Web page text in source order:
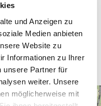
und Anzeigen zu
Medien anbieten
Website zu
Informationen zu Ihrer
unsere Partner für
weiter. Unsere
möglicherweise mit
in